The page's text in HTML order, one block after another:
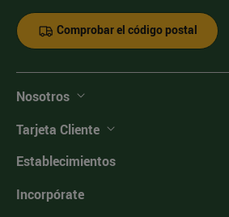
Comprobar el código postal
Nosotros
Tarjeta Cliente
Establecimientos
Incorpórate